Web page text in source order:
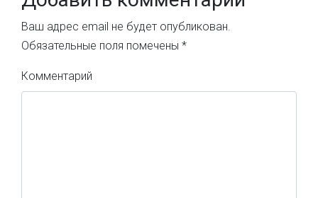
Ваш адрес email не будет опубликован.
Обязательные поля помечены *
Комментарий